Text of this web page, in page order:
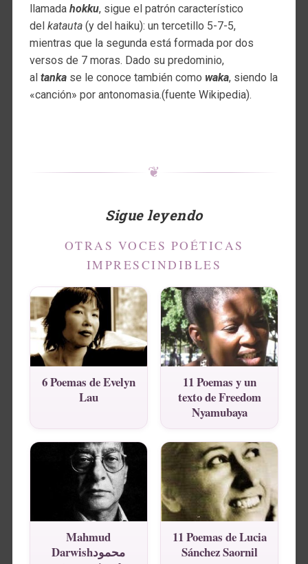
llamada hokku, sigue el patrón característico
del katauta(y del haiku): un tercetillo 5-7-5,
mientras que la segunda está formada por dos
versos de 7 moras. Dado su predominio,
al tankase le conoce también como waka, siendo la
«canción» por antonomasia.(fuente Wikipedia).
❦
Sigue leyendo
OTRAS VOCES POÉTICAS
IMPRESCINDIBLES
6 Poemas de Evelyn
Lau
11 Poemas y un
texto de Freedom
Nyamubaya
Mahmud
Darwishمحمود
11 Poemas de Lucia
Sánchez Saornil